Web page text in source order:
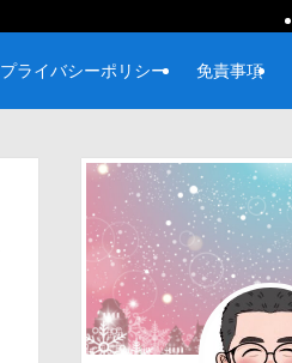
プライバシーポリシー 免責事項